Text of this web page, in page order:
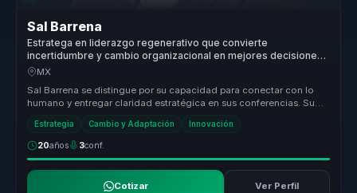
Sal Barrena
Estratega en liderazgo regenerativo que convierte
incertidumbre y cambio organizacional en mejores decisiones,
adaptacion y accion para lideres y empresas.
MX
Sal Barrena se distingue por su capacidad para conectar con lo
humano y entregar claridad estratégica en sus conferencias. Su
Estrategia Cambio y Adaptación Innovación
20años 3conf.
Cotizar Ver Perfil